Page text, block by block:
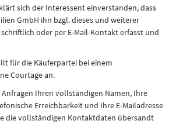
sich der Interessent einverstanden, dass
GmbH ihn bzgl. dieses und weiterer
oder per E-Mail-Kontakt erfasst und
für die Käuferpartei bei einem
Courtage an.
Ihren vollständigen Namen, Ihre
Erreichbarkeit und Ihre E-Mailadresse
die vollständigen Kontaktdaten übersandt